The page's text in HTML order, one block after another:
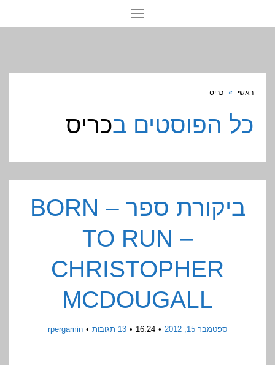
תפריט
ראשי » כריס
כל הפוסטים בכריס
ביקורת ספר – BORN
TO RUN –
CHRISTOPHER
MCDOUGALL
ספטמבר 15, 2012 16:24 13 תגובות rpergamin